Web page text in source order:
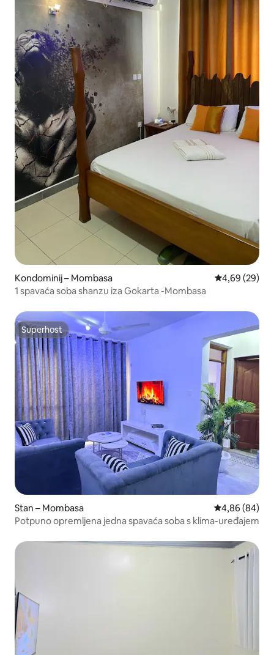
Kondominij – Mombasa Prosječna
4,69 (29)
1 spavaća soba shanzu iza Gokarta -Mombasa
Superhost
Superhost
Stan – Mombasa Prosječna
4,86 (84)
Potpuno opremljena jedna spavaća soba s klima-uređajem